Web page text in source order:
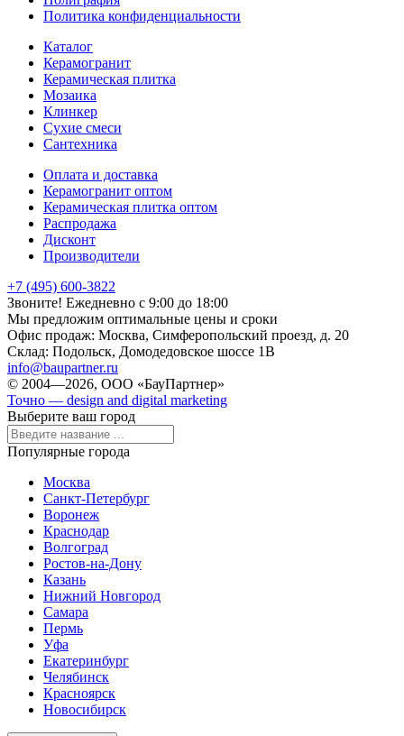
Политика конфиденциальности
Каталог
Керамогранит
Керамическая плитка
Мозаика
Клинкер
Сухие смеси
Сантехника
Оплата и доставка
Керамогранит оптом
Керамическая плитка оптом
Распродажа
Дисконт
Производители
+7 (495) 600-3822
Звоните! Ежедневно с 9:00 до 18:00
Мы предложим оптимальные цены и сроки
Офис продаж: Москва, Симферопольский проезд, д. 20
Склад: Подольск, Домодедовское шоссе 1В
info@baupartner.ru
© 2004—2026, ООО «БауПартнер»
Точно — design and digital marketing
Выберите ваш город
Популярные города
Москва
Санкт-Петербург
Воронеж
Краснодар
Волгоград
Ростов-на-Дону
Казань
Нижний Новгород
Самара
Пермь
Уфа
Екатеринбург
Челябинск
Красноярск
Новосибирск